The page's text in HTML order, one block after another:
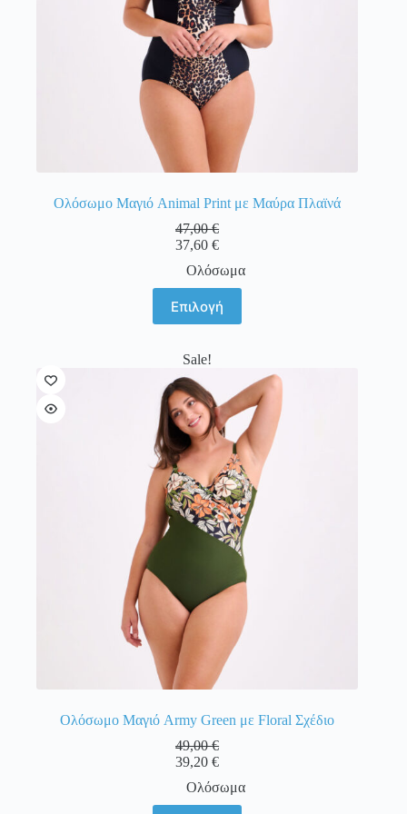
προϊόντος
Ολόσωμο Μαγιό Animal Print με Μαύρα Πλαϊνά
47,00€
37,60€
Ολόσωμα
Επιλογή
το
προϊόν
πολλαπλές
παραλλαγές.
Οι
επιλογές
μπορούν
να
επιλεγούν
στη
σελίδα
του
προϊόντος
Sale!
Ολόσωμο Μαγιό Army Green με Floral Σχέδιο
49,00€
39,20€
Ολόσωμα